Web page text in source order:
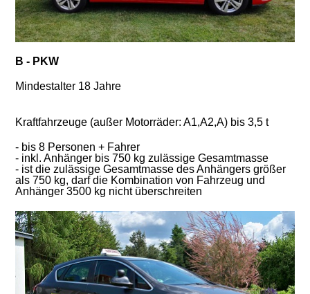
B - PKW
Mindestalter 18 Jahre
Kraftfahrzeuge (außer Motorräder: A1,A2,A) bis 3,5 t
- bis 8 Personen + Fahrer
- inkl. Anhänger bis 750 kg zulässige Gesamtmasse
- ist die zulässige Gesamtmasse des Anhängers größer
als 750 kg, darf die Kombination von Fahrzeug und
Anhänger 3500 kg nicht überschreiten